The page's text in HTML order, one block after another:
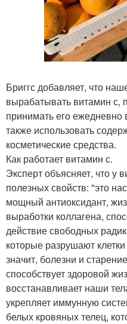
Бриггс добавляет, что
вырабатывать витамин с,
принимать его
также использовать
косметические средства.
Как работает витамин с.
Эксперт объясняет, что у
полезных свойств: "это
мощный антиоксидант,
выработки коллагена,
действие свободных
которые разрушают
значит, болезни и
способствует здоровой
восстанавливает наши
укрепляет иммунную
белых кровяных телец,